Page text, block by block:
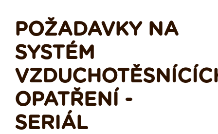
POŽADAVKY NA
SYSTÉM
OPATŘENÍ -
SERIÁL